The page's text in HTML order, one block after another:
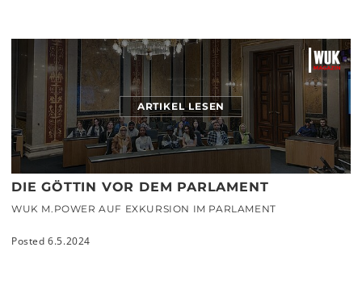
ARTIKEL LESEN
DIE GÖTTIN VOR DEM PARLAMENT
WUK M.POWER AUF EXKURSION IM PARLAMENT
Posted 6.5.2024